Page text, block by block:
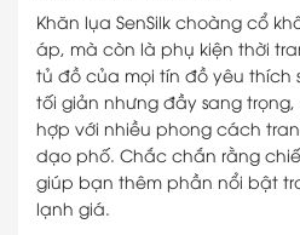
Khăn lụa SenSilk choàng cổ
áp, mà còn là phụ kiện thời
tủ đồ của mọi tín đồ yêu thích
tối giản nhưng đầy sang
hợp với nhiều phong cách
dạo phố. Chắc chắn rằng
giúp bạn thêm phần nổi bật
lạnh giá.